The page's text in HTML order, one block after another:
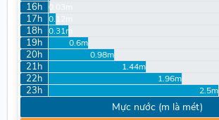
16h 0.03m
17h 0.12m
18h 0.31m
19h 0.6m
20h 0.98m
21h 1.44m
22h 1.96m
23h 2.5m
Mực nước (m là mét)